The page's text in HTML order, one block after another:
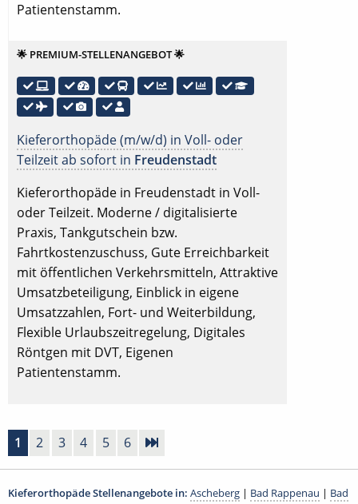
Patientenstamm.
🌟 PREMIUM-STELLENANGEBOT 🌟
Kieferorthopäde (m/w/d) in Voll- oder
Teilzeit ab sofort in Freudenstadt
Kieferorthopäde in Freudenstadt in Voll-
oder Teilzeit. Moderne / digitalisierte
Praxis, Tankgutschein bzw.
Fahrtkostenzuschuss, Gute Erreichbarkeit
mit öffentlichen Verkehrsmitteln, Attraktive
Umsatzbeteiligung, Einblick in eigene
Umsatzzahlen, Fort- und Weiterbildung,
Flexible Urlaubszeitregelung, Digitales
Röntgen mit DVT, Eigenen
Patientenstamm.
1 2 3 4 5 6
Kieferorthopäde Stellenangebote in: Ascheberg | Bad Rappenau | Bad